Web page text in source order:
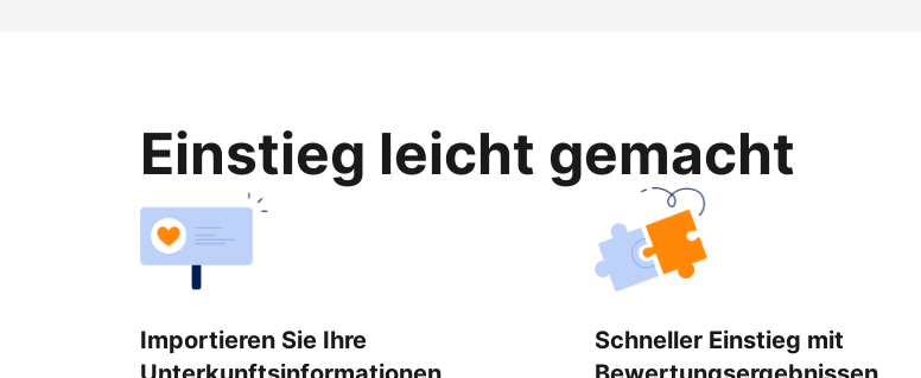
Einstieg leicht gemacht
Importieren Sie Ihre
Schneller Einstieg mit